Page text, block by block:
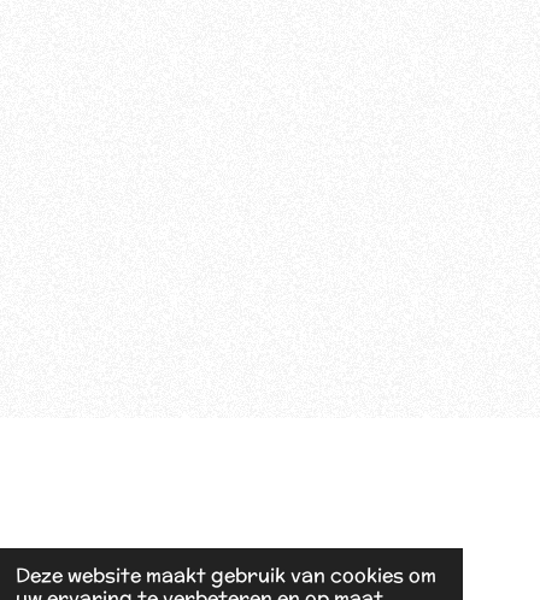
Deze website maakt gebruik van cookies om